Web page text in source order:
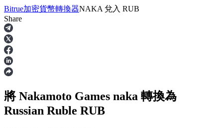
合約
Bitrue加密貨幣轉換器NAKA 兌入 RUB
Share
將 Nakamoto Games naka 轉換為
Russian Ruble RUB